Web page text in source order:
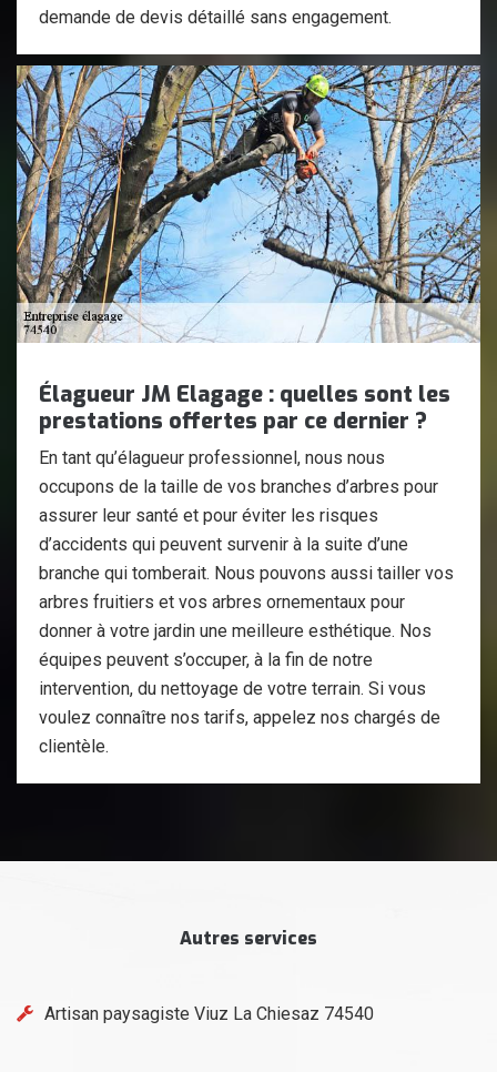
demande de devis détaillé sans engagement.
Élagueur JM Elagage : quelles sont les
prestations offertes par ce dernier ?
En tant qu’élagueur professionnel, nous nous
occupons de la taille de vos branches d’arbres pour
assurer leur santé et pour éviter les risques
d’accidents qui peuvent survenir à la suite d’une
branche qui tomberait. Nous pouvons aussi tailler vos
arbres fruitiers et vos arbres ornementaux pour
donner à votre jardin une meilleure esthétique. Nos
équipes peuvent s’occuper, à la fin de notre
intervention, du nettoyage de votre terrain. Si vous
voulez connaître nos tarifs, appelez nos chargés de
clientèle.
Autres services
Artisan paysagiste Viuz La Chiesaz 74540